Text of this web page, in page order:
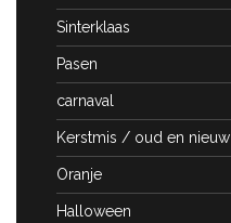
Sinterklaas
Pasen
carnaval
Kerstmis / oud en nieuw
Oranje
Halloween